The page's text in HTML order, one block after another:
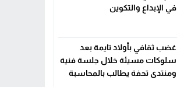
في الإبداع والتكوين
غضب ثقافي بأولاد تايمة بعد
سلوكات مسيئة خلال جلسة فنية
ومنتدى تحفة يطالب بالمحاسبة